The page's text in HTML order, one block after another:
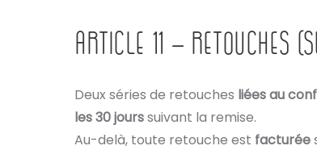
ARTICLE 11 –
Deux séries de retouches liées au
les 30 jourssuivant la remise.
Au-delà, toute retouche est facturée